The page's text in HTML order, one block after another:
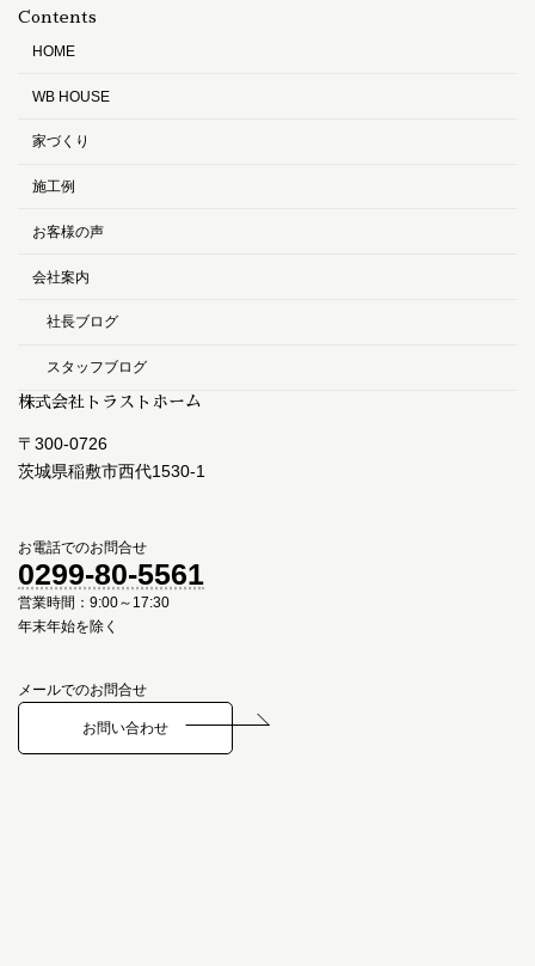
Contents
HOME
WB HOUSE
家づくり
施工例
お客様の声
会社案内
社長ブログ
スタッフブログ
株式会社トラストホーム
〒300-0726
茨城県稲敷市西代1530-1
お電話でのお問合せ
0299-80-5561
営業時間：9:00～17:30
年末年始を除く
メールでのお問合せ
お問い合わせ